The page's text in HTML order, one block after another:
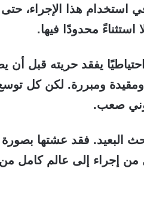
استخدام هذا الإجراء،
محدودًا فيها.
يفقد حريته قبل أن
ومبررة. لكن كل
صعب.
البعيد. فقد عشتها بصورة
إجراء إلى عالم كامل من